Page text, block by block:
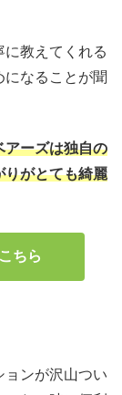
教えてくれる
なることが聞
アーズは独自の
りがとても綺麗
ちら
ョンが沢山つい